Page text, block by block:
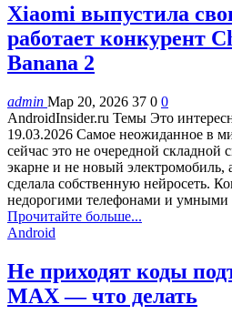
Xiaomi выпустила
работает конкурент
Banana 2
admin Мар 20, 2026 37 0 0
AndroidInsider.ru Темы Это
19.03.2026 Cамое неожиданное в
сейчас это не очередной складной
экарне и не новый электромобиль,
сделала собственную нейросеть.
недорогими телефонами и
Прочитайте больше...
Android
Не приходят коды
MAX — что делать